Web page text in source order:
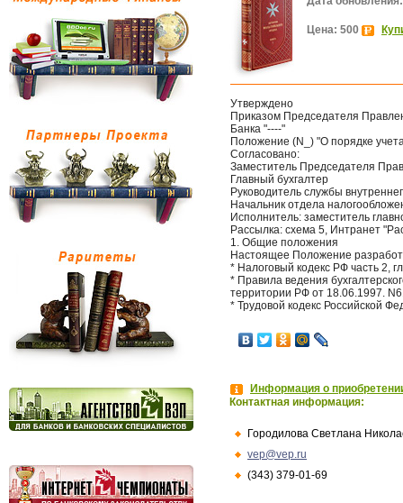
Цена: 500
Утверждено
Приказом Председателя
Банка "----"
Положение (N_) "О порядке
Согласовано:
Заместитель Председателя
Главный бухгалтер
Руководитель службы
Начальник отдела
Исполнитель: заместитель
Рассылка: схема 5, Интранет
1. Общие положения
Настоящее Положение
* Налоговый кодекс РФ часть 2,
* Правила ведения
территории РФ от 18.06.1997.
* Трудовой кодекс Российской
Информация о
Контактная информация:
Городилова Светлана
vep@vep.ru
(343) 379-01-69